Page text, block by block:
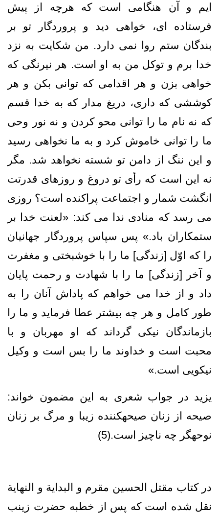
‏ايم و آن هنگامى است كه هرچه از پيش
فرستاده ‏اى، خواهى ديد و پروردگار تو بر
بندگان ستم روا نمى‏ دارد. من شكايت به نزد
خدا برم و توكل من به او است. هر نيرنگى كه
خواهى بزن و هر اقدامى كه توانى بكن و هر
كوششى كه دارى، دريغ مدار كه به خدا قسم
كه نه نام ما را توانى محو كردن و نه نور وحى
ما را توانى خاموش كرد و به ما نخواهى رسيد
و اين ننگ از دامن تو شسته نخواهد شد. مگر
نه اين است كه رأى تو دروغ و روزهاى قدرتت
انگشت‏ شمار و اجتماعت پراكنده است؟ روزى
مى ‏رسد كه منادى ندا مى‏ كند: «لعنت خدا بر
ستمكاران باد.» پس سپاس پروردگار جهانيان
را كه اوّل [زندگی] ما را با خوشبختى و مغفرت
و آخر [زندگی] ما را با شهادت و رحمت پايان
داد و از خدا مى ‏خواهم كه پاداش آنان را به‏
طور كامل و هر چه بيشتر عطا فرمايد و ما را
بازماندگان نيكى گرداند كه او مهربان و با
محبت است و خداوند ما را بس است و وكيل
نيكويى است.»
يزيد در جواب شعرى به اين مضمون خواند:
صيحه از زنان صيحه‏كننده زيبا و مرگ بر زنان
نوحه‏گر چه ناچيز است.(5)
در کتاب مقتل الحسین مقرم و البداية و النهاية
نقل شده است که پس از خطبه حضرت زینب